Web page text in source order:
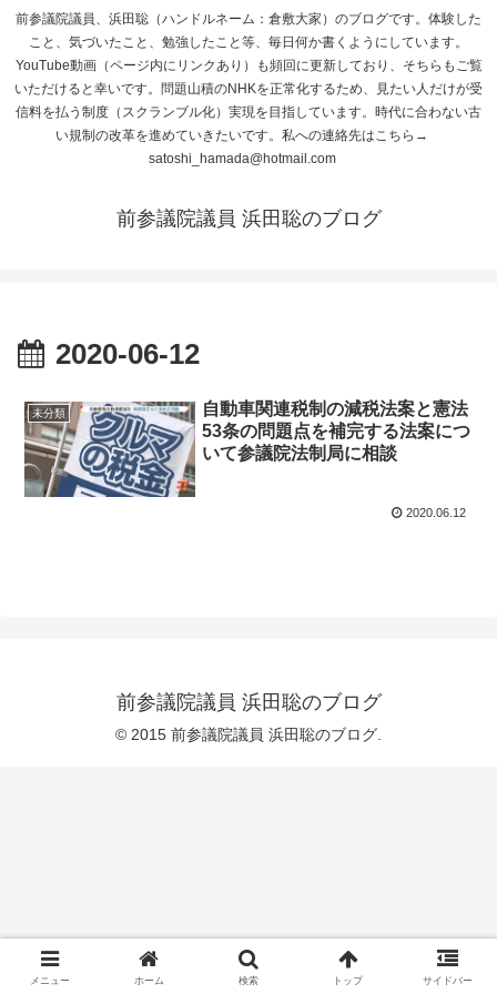
前参議院議員、浜田聡（ハンドルネーム：倉敷大家）のブログです。体験した
こと、気づいたこと、勉強したこと等、毎日何か書くようにしています。
YouTube動画（ページ内にリンクあり）も頻回に更新しており、そちらもご覧
いただけると幸いです。問題山積のNHKを正常化するため、見たい人だけが受
信料を払う制度（スクランブル化）実現を目指しています。時代に合わない古
い規制の改革を進めていきたいです。私への連絡先はこちら→
satoshi_hamada@hotmail.com
前参議院議員 浜田聡のブログ
2020-06-12
未分類
自動車関連税制の減税法案と憲法
53条の問題点を補完する法案につ
いて参議院法制局に相談
2020.06.12
前参議院議員 浜田聡のブログ
© 2015 前参議院議員 浜田聡のブログ.
メニュー ホーム 検索 トップ サイドバー